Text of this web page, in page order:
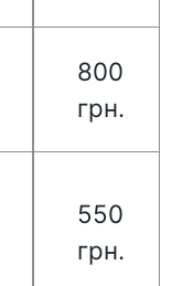
800
грн.
550
грн.